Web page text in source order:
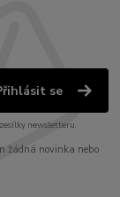
se
newsletteru.
žádná novinka nebo